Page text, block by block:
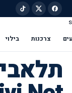
s
צרכנות בילוי